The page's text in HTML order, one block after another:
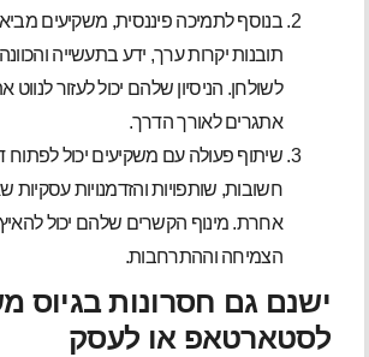
בנוסף לתמיכה פיננסית, משקיעים
תובנות יקרות ערך, ידע בתעשייה
לשולחן. הניסיון שלהם יכול לעזור לנווט
אתגרים לאורך הדרך.
שיתוף פעולה עם משקיעים יכול
חשובות, שותפויות והזדמנויות עסקיות
אחרת. מינוף הקשרים שלהם יכול
הצמיחה וההתרחבות.
ישנם גם חסרונות בגיוס
לסטארטאפ או לעסק